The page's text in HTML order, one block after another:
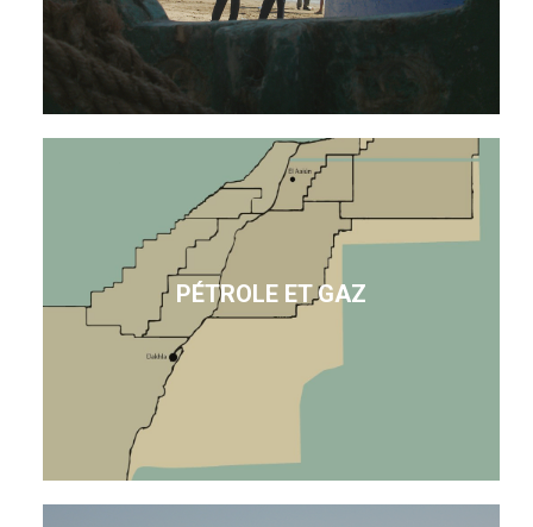
PÉTROLE ET GAZ